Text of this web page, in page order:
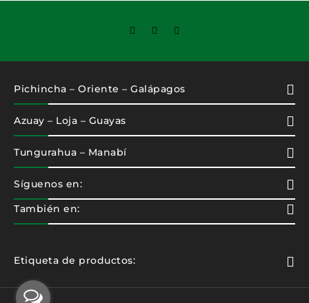
Pichincha – Oriente – Galápagos
Azuay – Loja – Guayas
Tungurahua – Manabí
Síguenos en:
También en:
Etiqueta de productos: